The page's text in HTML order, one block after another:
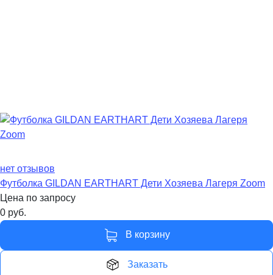
нет отзывов
Футболка GILDAN EARTHART Дети Хозяева Лагеря Zoom
Цена по запросу
0 руб.
В корзину
Заказать